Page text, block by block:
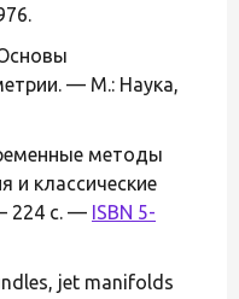
— М.: Наука,
методы
и классические
224 с. — ISBN 5-
jet manifolds